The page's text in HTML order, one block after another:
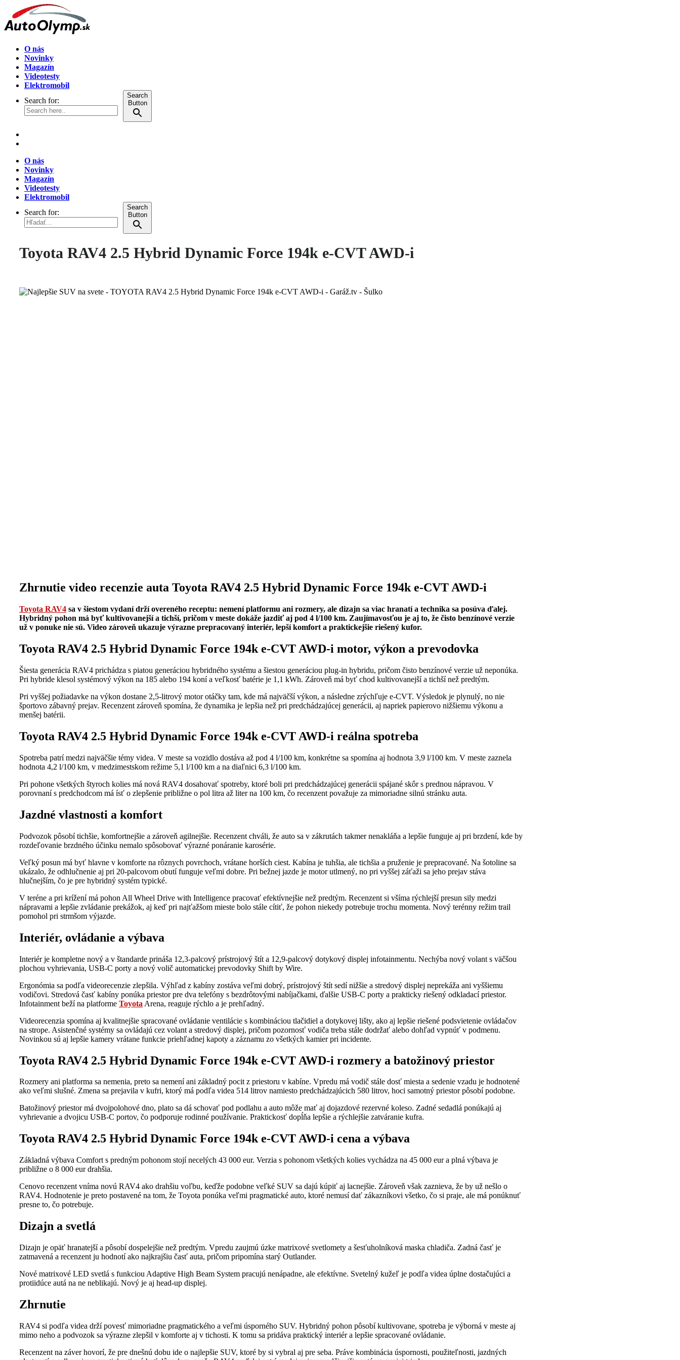
O nás
Novinky
Magazín
Videotesty
Elektromobil
Search for:
Search
Button
O nás
Novinky
Magazín
Videotesty
Elektromobil
Search for:
Search
Button
Toyota RAV4 2.5 Hybrid Dynamic Force 194k e-CVT AWD-i
Zhrnutie video recenzie auta Toyota RAV4 2.5 Hybrid Dynamic Force 194k e-CVT AWD-i
Toyota RAV4 sa v šiestom vydaní drží overeného receptu: nemení platformu ani rozmery, ale dizajn sa viac hranatí a technika sa posúva ďalej.
Hybridný pohon má byť kultivovanejší a tichší, pričom v meste dokáže jazdiť aj pod 4 l/100 km. Zaujímavosťou je aj to, že čisto benzínové verzie
už v ponuke nie sú. Video zároveň ukazuje výrazne prepracovaný interiér, lepší komfort a praktickejšie riešený kufor.
Toyota RAV4 2.5 Hybrid Dynamic Force 194k e-CVT AWD-i motor, výkon a prevodovka
Šiesta generácia RAV4 prichádza s piatou generáciou hybridného systému a šiestou generáciou plug-in hybridu, pričom čisto benzínové verzie už neponúka.
Pri hybride klesol systémový výkon na 185 alebo 194 koní a veľkosť batérie je 1,1 kWh. Zároveň má byť chod kultivovanejší a tichší než predtým.
Pri vyššej požiadavke na výkon dostane 2,5-litrový motor otáčky tam, kde má najväčší výkon, a následne zrýchľuje e-CVT. Výsledok je plynulý, no nie
športovo zábavný prejav. Recenzent zároveň spomína, že dynamika je lepšia než pri predchádzajúcej generácii, aj napriek papierovo nižšiemu výkonu a
menšej batérii.
Toyota RAV4 2.5 Hybrid Dynamic Force 194k e-CVT AWD-i reálna spotreba
Spotreba patrí medzi najväčšie témy videa. V meste sa vozidlo dostáva až pod 4 l/100 km, konkrétne sa spomína aj hodnota 3,9 l/100 km. V meste zaznela
hodnota 4,2 l/100 km, v medzimestskom režime 5,1 l/100 km a na diaľnici 6,3 l/100 km.
Pri pohone všetkých štyroch kolies má nová RAV4 dosahovať spotreby, ktoré boli pri predchádzajúcej generácii spájané skôr s prednou nápravou. V
porovnaní s predchodcom má ísť o zlepšenie približne o pol litra až liter na 100 km, čo recenzent považuje za mimoriadne silnú stránku auta.
Jazdné vlastnosti a komfort
Podvozok pôsobí tichšie, komfortnejšie a zároveň agilnejšie. Recenzent chváli, že auto sa v zákrutách takmer nenakláňa a lepšie funguje aj pri brzdení, kde by
rozdeľovanie brzdného účinku nemalo spôsobovať výrazné ponáranie karosérie.
Veľký posun má byť hlavne v komforte na rôznych povrchoch, vrátane horších ciest. Kabína je tuhšia, ale tichšia a pruženie je prepracované. Na šotoline sa
ukázalo, že odhlučnenie aj pri 20-palcovom obutí funguje veľmi dobre. Pri bežnej jazde je motor utlmený, no pri vyššej záťaži sa jeho prejav stáva
hlučnejším, čo je pre hybridný systém typické.
V teréne a pri krížení má pohon All Wheel Drive with Intelligence pracovať efektívnejšie než predtým. Recenzent si všíma rýchlejší presun sily medzi
nápravami a lepšie zvládanie prekážok, aj keď pri najťažšom mieste bolo stále cítiť, že pohon niekedy potrebuje trochu momenta. Nový terénny režim trail
pomohol pri strmšom výjazde.
Interiér, ovládanie a výbava
Interiér je kompletne nový a v štandarde prináša 12,3-palcový prístrojový štít a 12,9-palcový dotykový displej infotainmentu. Nechýba nový volant s väčšou
plochou vyhrievania, USB-C porty a nový volič automatickej prevodovky Shift by Wire.
Ergonómia sa podľa videorecenzie zlepšila. Výhľad z kabíny zostáva veľmi dobrý, prístrojový štít sedí nižšie a stredový displej neprekáža ani vyššiemu
vodičovi. Stredová časť kabíny ponúka priestor pre dva telefóny s bezdrôtovými nabíjačkami, ďalšie USB-C porty a prakticky riešený odkladací priestor.
Infotainment beží na platforme Toyota Arena, reaguje rýchlo a je prehľadný.
Videorecenzia spomína aj kvalitnejšie spracované ovládanie ventilácie s kombináciou tlačidiel a dotykovej lišty, ako aj lepšie riešené podsvietenie ovládačov
na strope. Asistenčné systémy sa ovládajú cez volant a stredový displej, pričom pozornosť vodiča treba stále dodržať alebo dohľad vypnúť v podmenu.
Novinkou sú aj lepšie kamery vrátane funkcie priehľadnej kapoty a záznamu zo všetkých kamier pri incidente.
Toyota RAV4 2.5 Hybrid Dynamic Force 194k e-CVT AWD-i rozmery a batožinový priestor
Rozmery ani platforma sa nemenia, preto sa nemení ani základný pocit z priestoru v kabíne. Vpredu má vodič stále dosť miesta a sedenie vzadu je hodnotené
ako veľmi slušné. Zmena sa prejavila v kufri, ktorý má podľa videa 514 litrov namiesto predchádzajúcich 580 litrov, hoci samotný priestor pôsobí podobne.
Batožinový priestor má dvojpolohové dno, plato sa dá schovať pod podlahu a auto môže mať aj dojazdové rezervné koleso. Zadné sedadlá ponúkajú aj
vyhrievanie a dvojicu USB-C portov, čo podporuje rodinné používanie. Praktickosť dopĺňa lepšie a rýchlejšie zatváranie kufra.
Toyota RAV4 2.5 Hybrid Dynamic Force 194k e-CVT AWD-i cena a výbava
Základná výbava Comfort s predným pohonom stojí necelých 43 000 eur. Verzia s pohonom všetkých kolies vychádza na 45 000 eur a plná výbava je
približne o 8 000 eur drahšia.
Cenovo recenzent vníma novú RAV4 ako drahšiu voľbu, keďže podobne veľké SUV sa dajú kúpiť aj lacnejšie. Zároveň však zaznieva, že by už nešlo o
RAV4. Hodnotenie je preto postavené na tom, že Toyota ponúka veľmi pragmatické auto, ktoré nemusí dať zákazníkovi všetko, čo si praje, ale má ponúknuť
presne to, čo potrebuje.
Dizajn a svetlá
Dizajn je opäť hranatejší a pôsobí dospelejšie než predtým. Vpredu zaujmú úzke matrixové svetlomety a šesťuholníková maska chladiča. Zadná časť je
zatmavená a recenzent ju hodnotí ako najkrajšiu časť auta, pričom pripomína starý Outlander.
Nové matrixové LED svetlá s funkciou Adaptive High Beam System pracujú nenápadne, ale efektívne. Svetelný kužeľ je podľa videa úplne dostačujúci a
protiidúce autá na ne neblikajú. Nový je aj head-up displej.
Zhrnutie
RAV4 si podľa videa drží povesť mimoriadne pragmatického a veľmi úsporného SUV. Hybridný pohon pôsobí kultivovane, spotreba je výborná v meste aj
mimo neho a podvozok sa výrazne zlepšil v komforte aj v tichosti. K tomu sa pridáva praktický interiér a lepšie spracované ovládanie.
Recenzent na záver hovorí, že pre dnešnú dobu ide o najlepšie SUV, ktoré by si vybral aj pre seba. Práve kombinácia úspornosti, použiteľnosti, jazdných